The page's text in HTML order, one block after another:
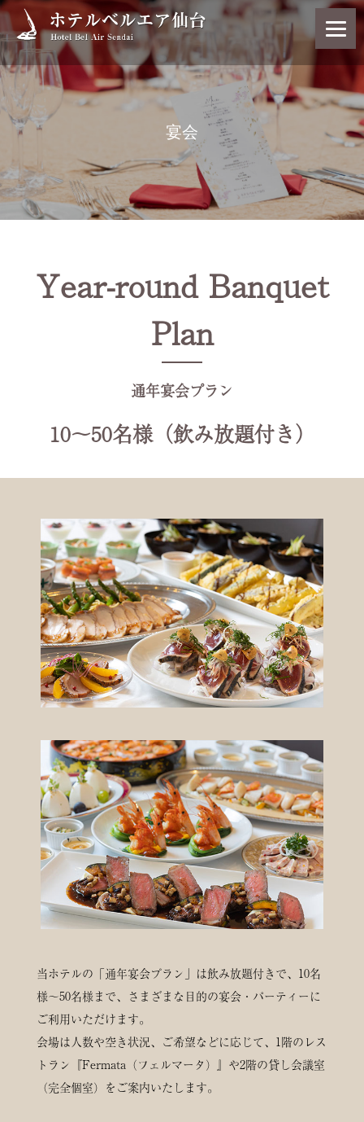
宴会
Year-round Banquet
Plan
通年宴会プラン
10〜50名様（飲み放題付き）
当ホテルの「通年宴会プラン」は飲み放題付きで、10名
様～50名様まで、さまざまな目的の宴会・パーティーに
ご利用いただけます。
会場は人数や空き状況、ご希望などに応じて、1階のレス
トラン『Fermata（フェルマータ）』や2階の貸し会議室
（完全個室）をご案内いたします。